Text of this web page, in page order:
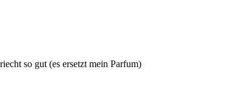
so gut (es ersetzt mein Parfum)